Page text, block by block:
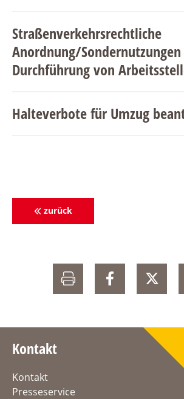
Straßenverkehrsrechtliche
Anordnung/
Durchführung von
Halteverbote für Umzug
zurück
Kontakt
Kontakt
Presseservice